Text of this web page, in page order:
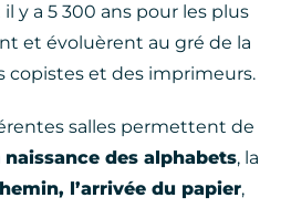
y a 5 300 ans pour les plus
et évoluèrent au gré de la
copistes et des imprimeurs.
salles permettent de
naissance des alphabets, la
l’arrivée du papier,